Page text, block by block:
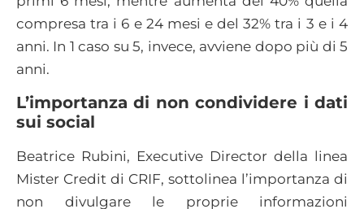
compresa tra i 6 e 24 mesi e del 32% tra i 3 e i 4
anni. In 1 caso su 5, invece, avviene dopo più di 5
anni.
L’importanza di non condividere i dati
sui social
Beatrice Rubini, Executive Director della linea
Mister Credit di CRIF, sottolinea l’importanza di
non divulgare le proprie informazioni